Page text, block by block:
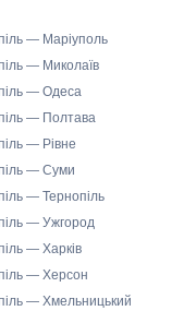
— Маріуполь
— Миколаїв
— Одеса
— Полтава
— Рівне
— Суми
— Тернопіль
— Ужгород
— Харків
— Херсон
— Хмельницький